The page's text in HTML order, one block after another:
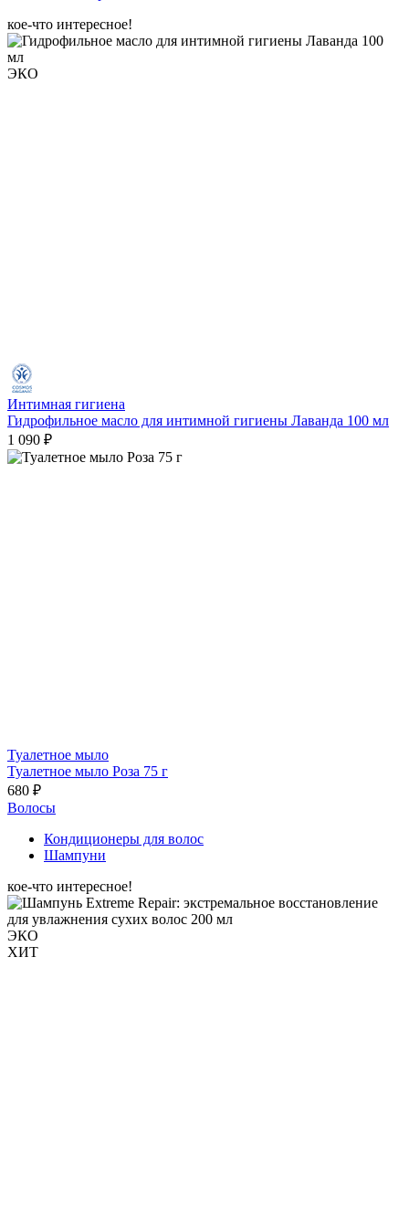
кое-что интересное!
ЭКО
Интимная гигиена
Гидрофильное масло для интимной гигиены Лаванда 100 мл
1 090 ₽
Туалетное мыло
Туалетное мыло Роза 75 г
680 ₽
Волосы
Кондиционеры для волос
Шампуни
кое-что интересное!
ЭКО
ХИТ